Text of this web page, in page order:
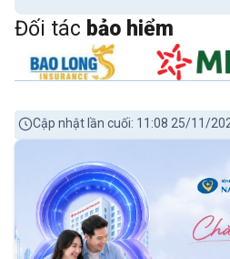
Đối tác bảo hiểm
Cập nhật lần cuối: 11:08 25/11/